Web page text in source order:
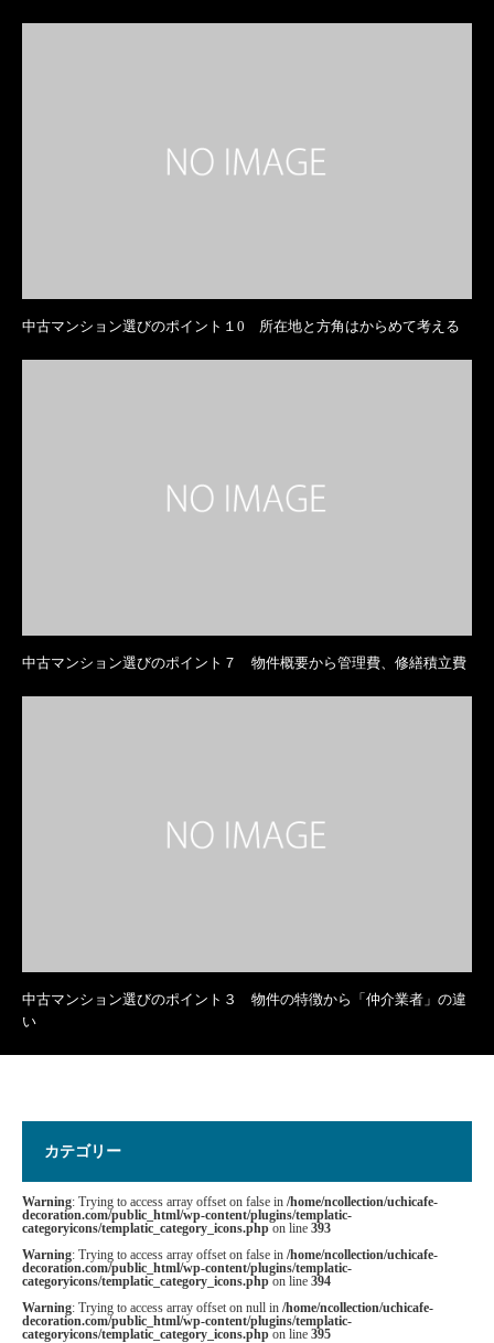
中古マンション選びのポイント１0 所在地と方角はからめて考える
中古マンション選びのポイント７ 物件概要から管理費、修繕積立費
中古マンション選びのポイント３ 物件の特徴から「仲介業者」の違
い
カテゴリー
Warning: Trying to access array offset on false in /home/ncollection/uchicafe-
decoration.com/public_html/wp-content/plugins/templatic-
categoryicons/templatic_category_icons.phpon line 393
Warning: Trying to access array offset on false in /home/ncollection/uchicafe-
decoration.com/public_html/wp-content/plugins/templatic-
categoryicons/templatic_category_icons.phpon line 394
Warning: Trying to access array offset on null in /home/ncollection/uchicafe-
decoration.com/public_html/wp-content/plugins/templatic-
categoryicons/templatic_category_icons.phpon line 395